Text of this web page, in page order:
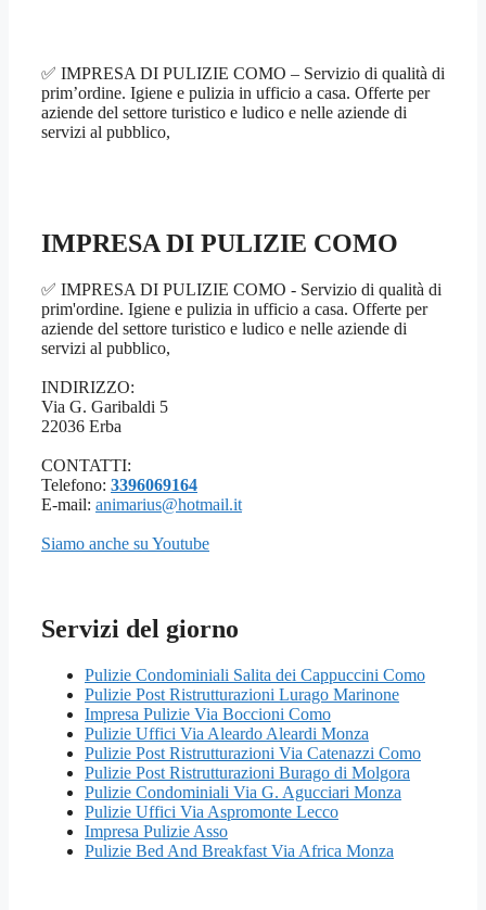
✅ IMPRESA DI PULIZIE COMO – Servizio di qualità di
prim’ordine. Igiene e pulizia in ufficio a casa. Offerte per
aziende del settore turistico e ludico e nelle aziende di
servizi al pubblico,
IMPRESA DI PULIZIE COMO
✅ IMPRESA DI PULIZIE COMO - Servizio di qualità di
prim'ordine. Igiene e pulizia in ufficio a casa. Offerte per
aziende del settore turistico e ludico e nelle aziende di
servizi al pubblico,
INDIRIZZO:
Via G. Garibaldi 5
22036 Erba
CONTATTI:
Telefono: 3396069164
E-mail: animarius@hotmail.it
Siamo anche su Youtube
Servizi del giorno
Pulizie Condominiali Salita dei Cappuccini Como
Pulizie Post Ristrutturazioni Lurago Marinone
Impresa Pulizie Via Boccioni Como
Pulizie Uffici Via Aleardo Aleardi Monza
Pulizie Post Ristrutturazioni Via Catenazzi Como
Pulizie Post Ristrutturazioni Burago di Molgora
Pulizie Condominiali Via G. Agucciari Monza
Pulizie Uffici Via Aspromonte Lecco
Impresa Pulizie Asso
Pulizie Bed And Breakfast Via Africa Monza